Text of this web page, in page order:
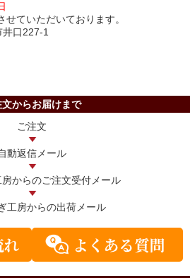
ていただいております。
井口227-1
文からお届けまで
ご注文
動返信メール
からのご注文受付メール
工房からの出荷メール